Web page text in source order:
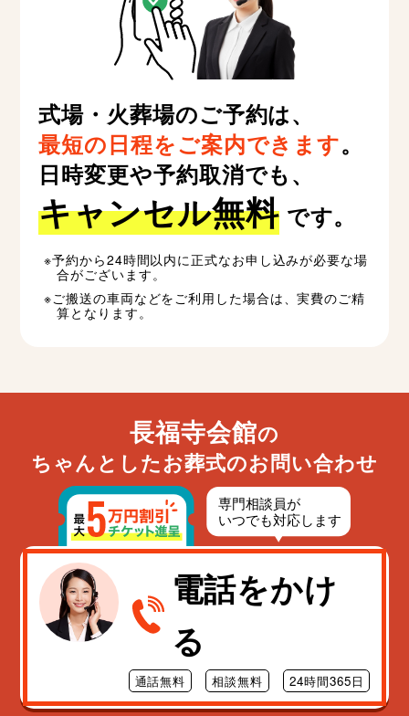
式場・火葬場のご予約は、
最短の日程をご案内できます。
日時変更や予約取消でも、
キャンセル無料です。
予約から24時間以内に正式なお申し込みが必要な場
合がございます。
ご搬送の車両などをご利用した場合は、実費のご精
算となります。
長福寺会館の
ちゃんとしたお葬式のお問い合わせ
電話をかけ
る
通話無料 相談無料 24時間365日